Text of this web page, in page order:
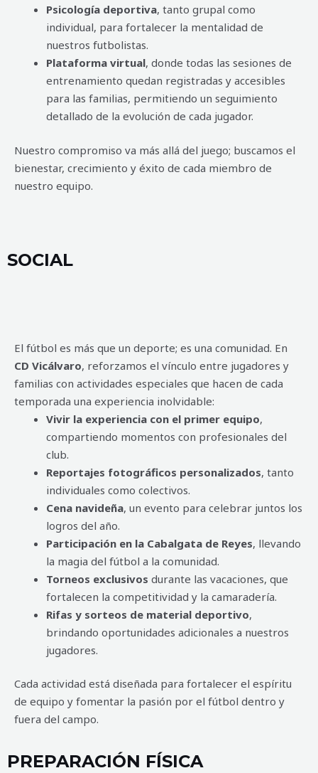
Psicología deportiva, tanto grupal como
individual, para fortalecer la mentalidad de
nuestros futbolistas.
Plataforma virtual, donde todas las sesiones de
entrenamiento quedan registradas y accesibles
para las familias, permitiendo un seguimiento
detallado de la evolución de cada jugador.
Nuestro compromiso va más allá del juego; buscamos el
bienestar, crecimiento y éxito de cada miembro de
nuestro equipo.
SOCIAL
El fútbol es más que un deporte; es una comunidad. En
CD Vicálvaro, reforzamos el vínculo entre jugadores y
familias con actividades especiales que hacen de cada
temporada una experiencia inolvidable:
Vivir la experiencia con el primer equipo,
compartiendo momentos con profesionales del
club.
Reportajes fotográficos personalizados, tanto
individuales como colectivos.
Cena navideña, un evento para celebrar juntos los
logros del año.
Participación en la Cabalgata de Reyes, llevando
la magia del fútbol a la comunidad.
Torneos exclusivos durante las vacaciones, que
fortalecen la competitividad y la camaradería.
Rifas y sorteos de material deportivo,
brindando oportunidades adicionales a nuestros
jugadores.
Cada actividad está diseñada para fortalecer el espíritu
de equipo y fomentar la pasión por el fútbol dentro y
fuera del campo.
PREPARACIÓN FÍSICA